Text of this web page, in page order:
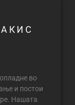
во
и постои
Нашата